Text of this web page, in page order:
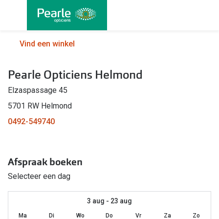
Alle brillen
Herenbrillen
Kinderbrillen
Soorten brillen
Multifocale bril
Blauw-violet licht bril
Vind een winkel
Pearle Opticiens Helmond
Elzaspassage 45
5701 RW Helmond
0492-549740
Afspraak boeken
Selecteer een dag
3 aug - 23 aug
Ma Di Wo Do Vr Za Zo